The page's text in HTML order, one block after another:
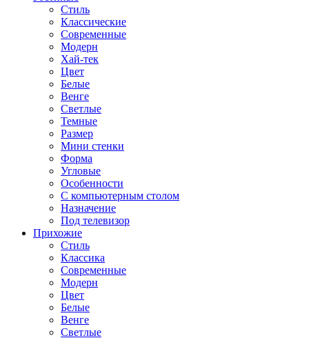
Стиль
Классические
Современные
Модерн
Хай-тек
Цвет
Белые
Венге
Светлые
Темные
Размер
Мини стенки
Форма
Угловые
Особенности
С компьютерным столом
Назначение
Под телевизор
Прихожие
Стиль
Классика
Современные
Модерн
Цвет
Белые
Венге
Светлые